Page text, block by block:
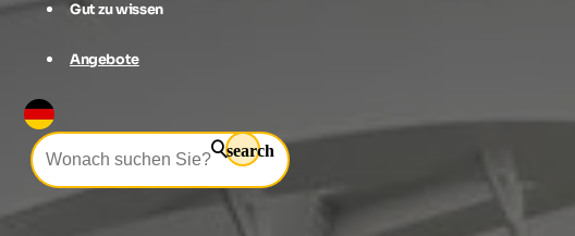
Gut zu wissen
Angebote
search